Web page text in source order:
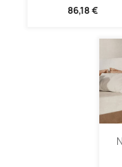
86,18 €